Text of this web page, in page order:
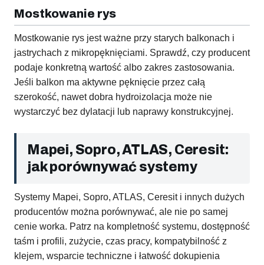
Mostkowanie rys
Mostkowanie rys jest ważne przy starych balkonach i
jastrychach z mikropęknięciami. Sprawdź, czy producent
podaje konkretną wartość albo zakres zastosowania.
Jeśli balkon ma aktywne pęknięcie przez całą
szerokość, nawet dobra hydroizolacja może nie
wystarczyć bez dylatacji lub naprawy konstrukcyjnej.
Mapei, Sopro, ATLAS, Ceresit:
jak porównywać systemy
Systemy Mapei, Sopro, ATLAS, Ceresit i innych dużych
producentów można porównywać, ale nie po samej
cenie worka. Patrz na kompletność systemu, dostępność
taśm i profili, zużycie, czas pracy, kompatybilność z
klejem, wsparcie techniczne i łatwość dokupienia